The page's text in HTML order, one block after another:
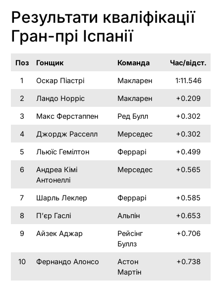
Результати кваліфікації
Гран-прі Іспанії
Поз Гонщик Команда Час/відст.
1 Оскар Піастрі Макларен 1:11.546
2 Ландо Норріс Макларен +0.209
3 Макс Ферстаппен Ред Булл +0.302
4 Джордж Расселл Мерседес +0.302
5 Льюїс Гемілтон Феррарі +0.499
6
Андреа Кімі
Антонеллі
Мерседес +0.565
7 Шарль Леклер Феррарі +0.585
8 П’єр Гаслі Альпін +0.653
9 Айзек Аджар
Рейсінг
Буллз
+0.706
10 Фернандо Алонсо
Астон
Мартін
+0.738